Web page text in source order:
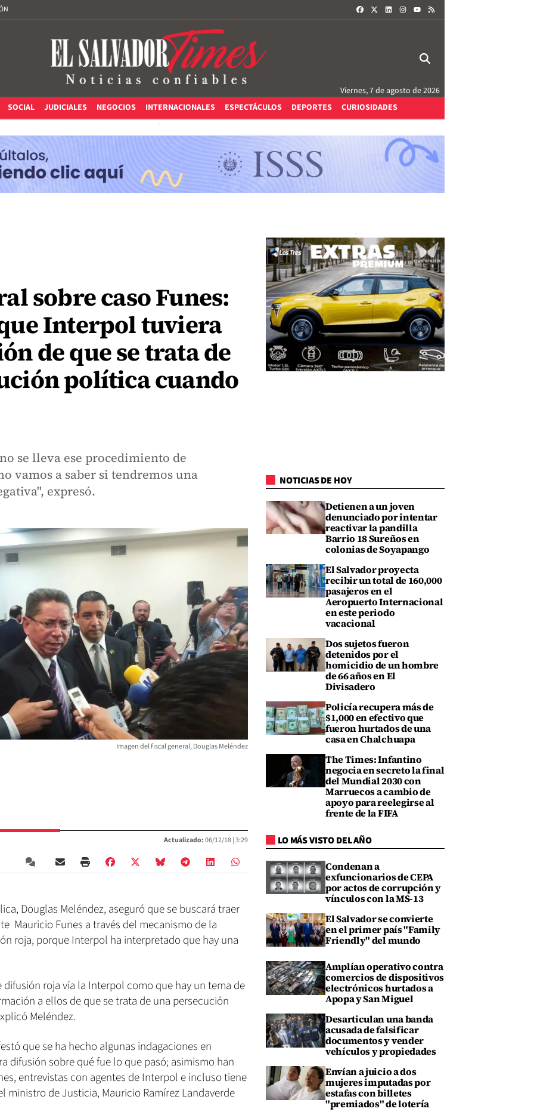
FACEBOOKLINKEDININSTAGRAM
Viernes, 7 de agosto de 2026
SOCIAL JUDICIALES NEGOCIOS INTERNACIONALES ESPECTÁCULOS DEPORTES CURIOSIDADES
sobre caso Funes:
Interpol tuviera
de que se trata de
política cuando
se lleva ese procedimiento de
vamos a saber si tendremos una
expresó.
Imagen del fiscal general, Douglas Meléndez
Actualizado:06/12/18 |3:29
Douglas Meléndez, aseguró que se buscará traer
Mauricio Funes a través del mecanismo de la
roja, porque Interpol ha interpretado que hay una
difusión roja vía la Interpol como que hay un tema de
a ellos de que se trata de una persecución
Meléndez.
que se ha hecho algunas indagaciones en
difusión sobre qué fue lo que pasó; asimismo han
entrevistas con agentes de Interpol e incluso tiene
ministro de Justicia, Mauricio Ramírez Landaverde
NOTICIAS DE HOY
Detienen a un joven
denunciado por intentar
reactivar la pandilla
Barrio 18 Sureños en
colonias de Soyapango
El Salvador proyecta
recibir un total de 160,000
pasajeros en el
Aeropuerto Internacional
en este periodo
vacacional
Dos sujetos fueron
detenidos por el
homicidio de un hombre
de 66 años en El
Divisadero
Policía recupera más de
$1,000 en efectivo que
fueron hurtados de una
casa en Chalchuapa
The Times: Infantino
negocia en secreto la final
del Mundial 2030 con
Marruecos a cambio de
apoyo para reelegirse al
frente de la FIFA
LO MÁS VISTO DEL AÑO
Condenan a
exfuncionarios de CEPA
por actos de corrupción y
vínculos con la MS-13
El Salvador se convierte
en el primer país "Family
Friendly" del mundo
Amplían operativo contra
comercios de dispositivos
electrónicos hurtados a
Apopa y San Miguel
Desarticulan una banda
acusada de falsificar
documentos y vender
vehículos y propiedades
Envían a juicio a dos
mujeres imputadas por
estafas con billetes
"premiados" de lotería